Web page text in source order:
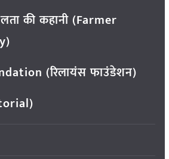
की कहानी (Farmer
(रिलायंस फाउंडेशन)